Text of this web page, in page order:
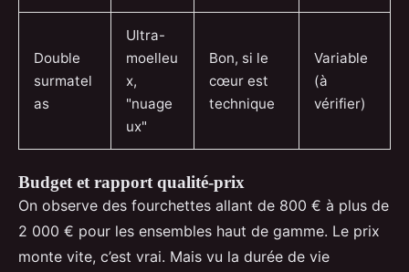
Double
surmatel
as
Ultra-
moelleu
x,
"nuage
ux"
Bon, si le
cœur est
technique
Variable
(à
vérifier)
Budget et rapport qualité-prix
On observe des fourchettes allant de 800 € à plus de
2 000 € pour les ensembles haut de gamme. Le prix
monte vite, c’est vrai. Mais vu la durée de vie